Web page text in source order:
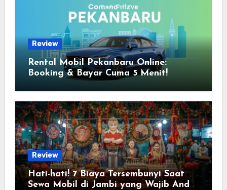
Review
Rental Mobil Pekanbaru Online:
Booking & Bayar Cuma 5 Menit!
Review
Hati-hati! 7 Biaya Tersembunyi Saat
Sewa Mobil di Jambi yang Wajib Anda